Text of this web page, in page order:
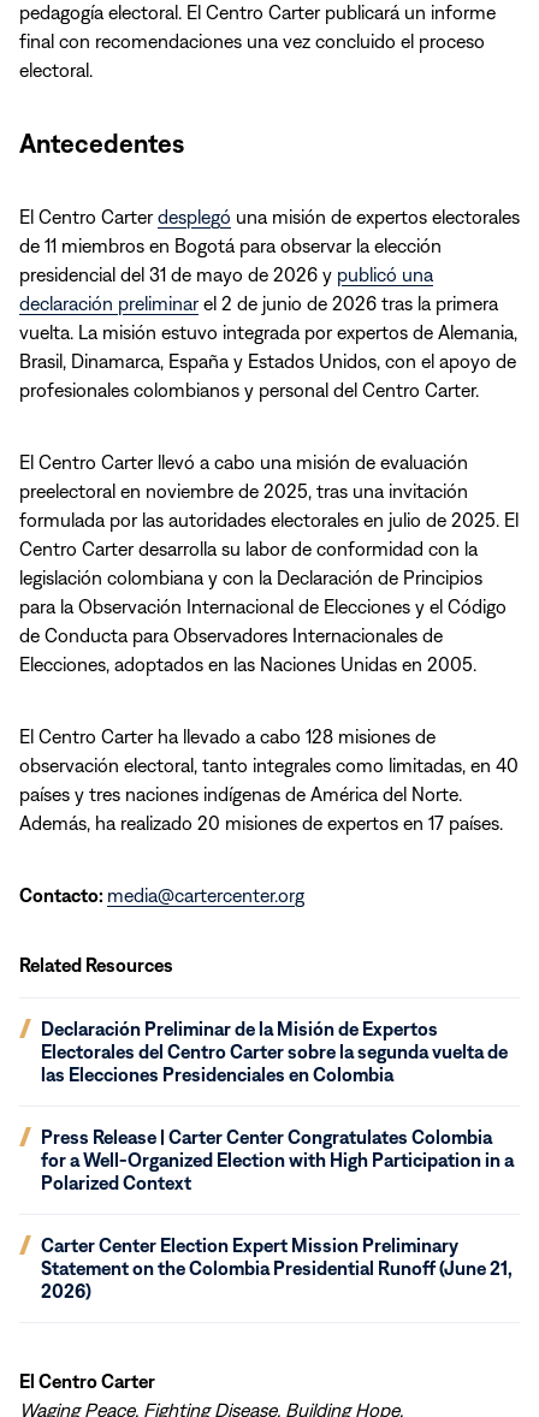
pedagogía electoral. El Centro Carter publicará un informe
final con recomendaciones una vez concluido el proceso
electoral.
Antecedentes
El Centro Carterdesplegó una misión de expertos electorales
de 11 miembros en Bogotá para observar la elección
presidencial del 31 de mayo de 2026 y publicó una
declaración preliminarel 2 de junio de 2026 tras la primera
vuelta. La misión estuvo integrada por expertos de Alemania,
Brasil, Dinamarca, España y Estados Unidos, con el apoyo de
profesionales colombianos y personal del Centro Carter.
El Centro Carter llevó a cabo una misión de evaluación
preelectoral en noviembre de 2025, tras una invitación
formulada por las autoridades electorales en julio de 2025. El
Centro Carter desarrolla su labor de conformidad con la
legislación colombiana y con la Declaración de Principios
para la Observación Internacional de Elecciones y el Código
de Conducta para Observadores Internacionales de
Elecciones, adoptados en las Naciones Unidas en 2005.
El Centro Carter ha llevado a cabo 128 misiones de
observación electoral, tanto integrales como limitadas, en 40
países y tres naciones indígenas de América del Norte.
Además, ha realizado 20 misiones de expertos en 17 países.
Contacto: media@cartercenter.org
Related Resources
Declaración Preliminar de la Misión de Expertos
Electorales del Centro Carter sobre la segunda vuelta de
las Elecciones Presidenciales en Colombia
(opens
new
Press Release | Carter Center Congratulates Colombia
for a Well-Organized Election with High Participation in a
Polarized Context
(opens
new
Carter Center Election Expert Mission Preliminary
Statement on the Colombia Presidential Runoff (June 21,
2026)
(opens
new
El Centro Carter
Waging Peace. Fighting Disease. Building Hope.